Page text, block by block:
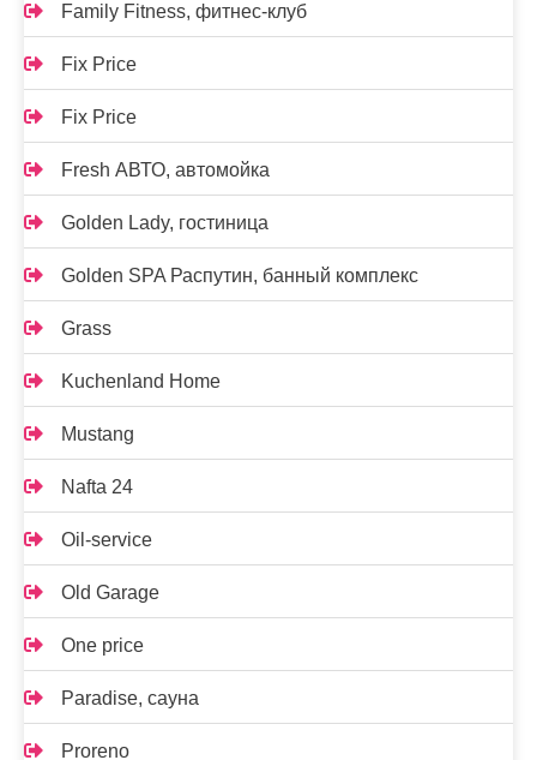
Family Fitness, фитнес-клуб
Fix Price
Fix Price
Fresh АВТО, автомойка
Golden Lady, гостиница
Golden SPA Распутин, банный комплекс
Grass
Kuchenland Home
Mustang
Nafta 24
Oil-service
Old Garage
One price
Paradise, сауна
Proreno